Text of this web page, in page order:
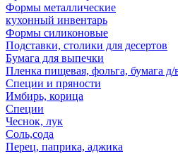
Формы металлические
кухонный инвентарь
Формы силиконовые
Подставки, столики для десертов
Бумага для выпечки
Пленка пищевая, фольга, бумага
Специи и пряности
Имбирь, корица
Специи
Чеснок, лук
Соль,сода
Перец, паприка, аджика